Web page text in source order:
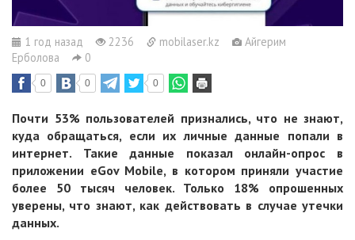
1 год назад 2236 mobilaser.kz
Айгерим
Ерболова
0
0 0 0
Почти 53% пользователей признались, что не знают,
куда обращаться, если их личные данные попали в
интернет. Такие данные показал онлайн-опрос в
приложении eGov Mobile, в котором приняли участие
более 50 тысяч человек. Только 18% опрошенных
уверены, что знают, как действовать в случае утечки
данных.